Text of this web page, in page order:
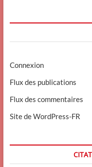
Connexion
Flux des publications
Flux des commentaires
Site de WordPress-FR